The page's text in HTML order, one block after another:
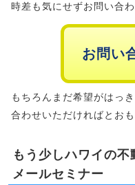
時差も気にせずお問い合
お問い
もちろんまだ希望がはっ
合わせいただければとおも
もう少しハワイの
メールセミナー